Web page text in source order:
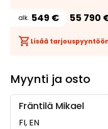
alk. 549 € 55 790
Lisää
Myynti ja osto
Fräntilä Mikael
FI, EN